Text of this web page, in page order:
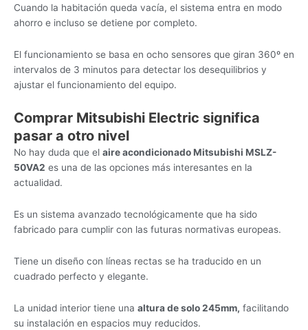
Cuando la habitación queda vacía, el sistema entra en modo
ahorro e incluso se detiene por completo.
El funcionamiento se basa en ocho sensores que giran 360º en
intervalos de 3 minutos para detectar los desequilibrios y
ajustar el funcionamiento del equipo.
Comprar Mitsubishi Electric significa
pasar a otro nivel
No hay duda que el aire acondicionado Mitsubishi MSLZ-
50VA2 es una de las opciones más interesantes en la
actualidad.
Es un sistema avanzado tecnológicamente que ha sido
fabricado para cumplir con las futuras normativas europeas.
Tiene un diseño con líneas rectas se ha traducido en un
cuadrado perfecto y elegante.
La unidad interior tiene una altura de solo 245mm, facilitando
su instalación en espacios muy reducidos.